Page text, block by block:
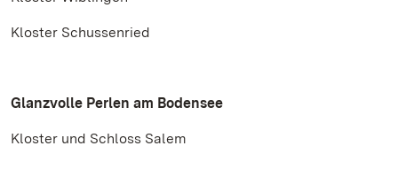
Kloster Schussenried
Glanzvolle Perlen am Bodensee
Kloster und Schloss Salem